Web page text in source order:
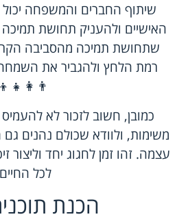
שיתוף החברים והמשפחה
האישיים ולהעניק תחושת תמיכה
שתחושת תמיכה מהסביבה
רמת הלחץ ולהגביר את
👨‍👩‍👧‍👦
כמובן, חשוב לזכור לא
משימות, ולוודא שכולם נהנים
עצמה. זהו זמן לחגוג יחד וליצור
לכל
הכנת